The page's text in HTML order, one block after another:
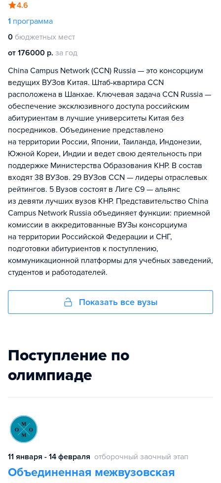
4.6
1 программа
0 бюджетных мест
от 176000 р. за год
China Campus Network (CCN) Russia — это консорциум
ведущих ВУЗов Китая. Штаб-квартира ССN
расположена в Шанхае. Ключевая задача CCN Russia —
обеспечение эксклюзивного доступа российским
абитуриентам в лучшие университеты Китая без
посредников. Объединение представлено
на территории России, Японии, Таиланда, Индонезии,
Южной Кореи, Индии и ведет свою деятельность при
поддержке Министерства Образования КНР. В состав
входят 38 ВУЗов. 29 ВУЗов CCN — лидеры отраслевых
рейтингов. 5 Вузов состоят в Лиге С9 — альянс
из девяти лучших вузов КНР. Представительство China
Campus Network Russia объединяет функции: приемной
комиссии в аккредитованные ВУЗы консорциума
на территории Российской Федерации и СНГ,
подготовки абитуриентов к поступлению,
коммуникационной платформы для учебных заведений,
студентов и работодателей.
Показать все вузы
Поступление по
олимпиаде
11 января - 14 февраля отборочный заочный этап
Объединенная межвузовская